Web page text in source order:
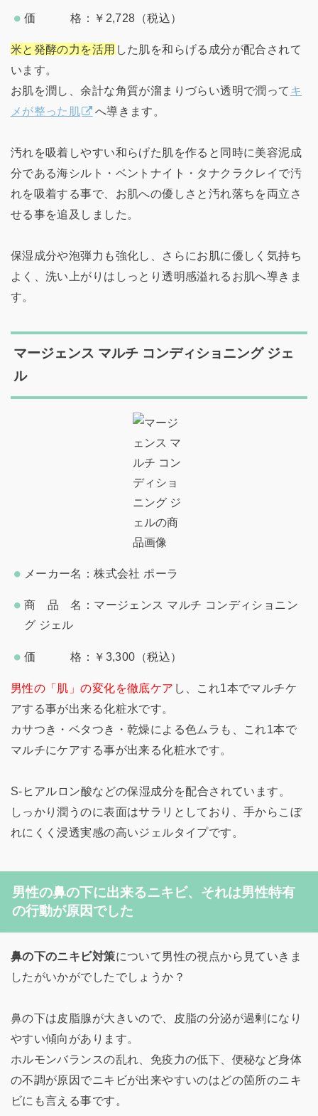
価 格：￥2,728（税込）
米と発酵の力を活用 した肌を和らげる成分が配合されて
います。
お肌を潤し、余計な角質が溜まりづらい透明で潤って キ
メが整った肌
へ導きます。
汚れを吸着しやすい和らげた肌を作ると同時に美容泥成
分である海シルト・ベントナイト・タナクラクレイで汚
れを吸着する事で、お肌への優しさと汚れ落ちを両立さ
せる事を追及しました。
保湿成分や泡弾力も強化し、さらにお肌に優しく気持ち
よく、洗い上がりはしっとり透明感溢れるお肌へ導きま
す。
マージェンス マルチ コンディショニング ジェ
ル
メーカー名：株式会社 ポーラ
商 品 名：マージェンス マルチ コンディショニン
グ ジェル
価 格：￥3,300（税込）
男性の「肌」の変化を徹底ケア し、これ1本でマルチケ
アする事が出来る化粧水です。
カサつき・ベタつき・乾燥による色ムラも、これ1本で
マルチにケアする事が出来る化粧水です。
S-ヒアルロン酸などの保湿成分を配合されています。
しっかり潤うのに表面はサラリとしており、手からこぼ
れにくく浸透実感の高いジェルタイプです。
男性の鼻の下に出来るニキビ、それは男性特有
の行動が原因でした
鼻の下のニキビ対策について男性の視点から見ていきま
したがいかがでしたでしょうか？
鼻の下は皮脂腺が大きいので、皮脂の分泌が過剰になり
やすい傾向があります。
ホルモンバランスの乱れ、免疫力の低下、便秘など身体
の不調が原因でニキビが出来やすいのはどの箇所のニキ
ビにも言える事です。